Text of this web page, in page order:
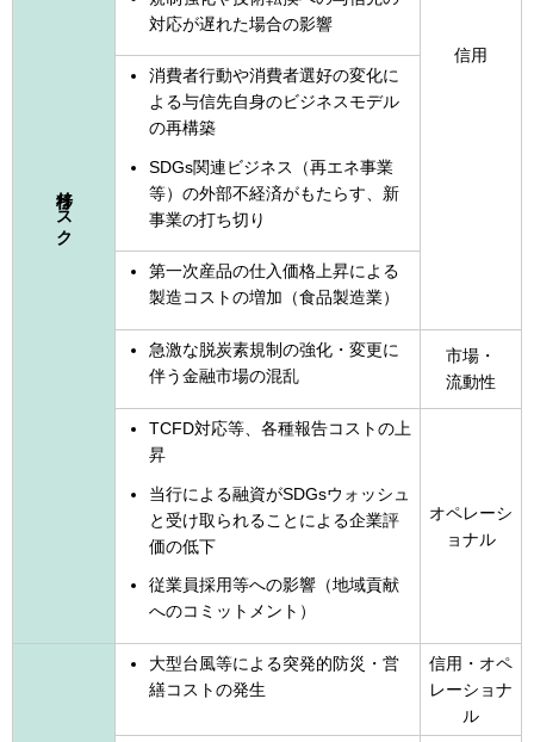
移行リスク
信用
対応が遅れた場合の影響
消費者行動や消費者選好の変化に
よる与信先自身のビジネスモデル
の再構築
SDGs関連ビジネス（再エネ事業
等）の外部不経済がもたらす、新
事業の打ち切り
第一次産品の仕入価格上昇による
製造コストの増加（食品製造業）
急激な脱炭素規制の強化・変更に
伴う金融市場の混乱
市場・
流動性
TCFD対応等、各種報告コストの上
昇
当行による融資がSDGsウォッシュ
と受け取られることによる企業評
価の低下
従業員採用等への影響（地域貢献
へのコミットメント）
オペレーシ
ョナル
大型台風等による突発的防災・営
繕コストの発生
信用・オペ
レーショナ
ル